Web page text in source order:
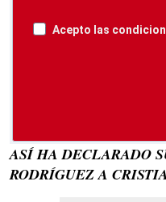
Acepto las
ASÍ HA DECLARADO
RODRÍGUEZ A